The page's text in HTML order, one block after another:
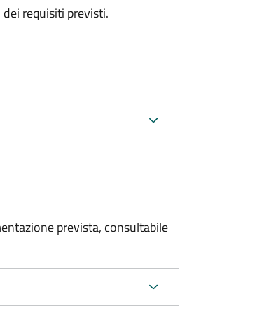
requisiti previsti.
prevista, consultabile